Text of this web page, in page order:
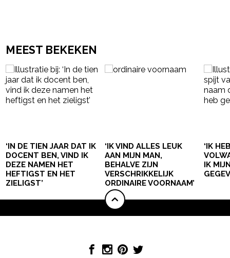
MEEST BEKEKEN
‘IN DE TIEN JAAR DAT IK
DOCENT BEN, VIND IK
DEZE NAMEN HET
HEFTIGST EN HET
ZIELIGST’
‘IK VIND ALLES LEUK
AAN MIJN MAN,
BEHALVE ZIJN
VERSCHRIKKELIJK
ORDINAIRE VOORNAAM’
‘IK
IK